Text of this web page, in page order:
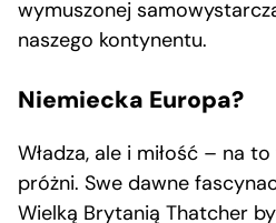
wymuszonej
naszego kontynentu.
Niemiecka Europa?
Władza, ale i miłość – na
próżni. Swe dawne
Wielką Brytanią Thatcher